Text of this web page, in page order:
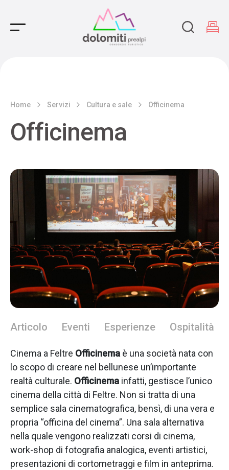
Main Navigation
Home Servizi Cultura e sale Officinema
Officinema
Articolo Eventi Esperienze Ospitalità
Cinema a Feltre Officinema è una società nata con
lo scopo di creare nel bellunese un’importante
realtà culturale. Officinema infatti, gestisce l’unico
cinema della città di Feltre. Non si tratta di una
semplice sala cinematografica, bensì, di una vera e
propria “officina del cinema”. Una sala alternativa
nella quale vengono realizzati corsi di cinema,
work-shop di fotografia analogica, eventi artistici,
presentazioni di cortometraggi e film in anteprima.